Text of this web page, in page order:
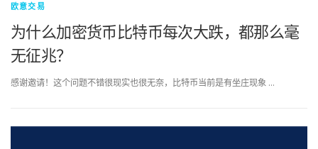
欧意交易
为什么加密货币比特币每次大跌，都那么毫
无征兆？
感谢邀请！这个问题不错很现实也很无奈，比特币当前是有坐庄现象 …